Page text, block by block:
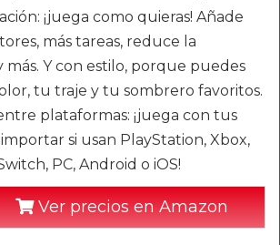
¡juega como quieras! Añade
más tareas, reduce la
más. Y con estilo, porque puedes
tu traje y tu sombrero favoritos.
plataformas: ¡juega con tus
si usan PlayStation, Xbox,
PC, Android o iOS!
Ver precios en Amazon